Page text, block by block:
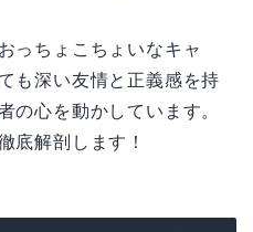
っちょこちょいなキャ
も深い友情と正義感を持
の心を動かしています。
底解剖します！